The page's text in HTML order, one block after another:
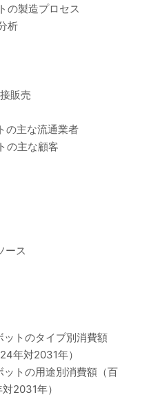
の製造プロセス
析
販売
の主な流通業者
の主な顧客
ース
ットのタイプ別消費額
年対2031年）
ットの用途別消費額（百
2031年）